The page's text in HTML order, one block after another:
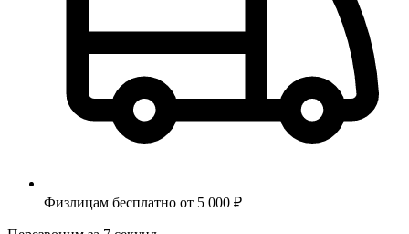
Физлицам бесплатно от 5 000 ₽